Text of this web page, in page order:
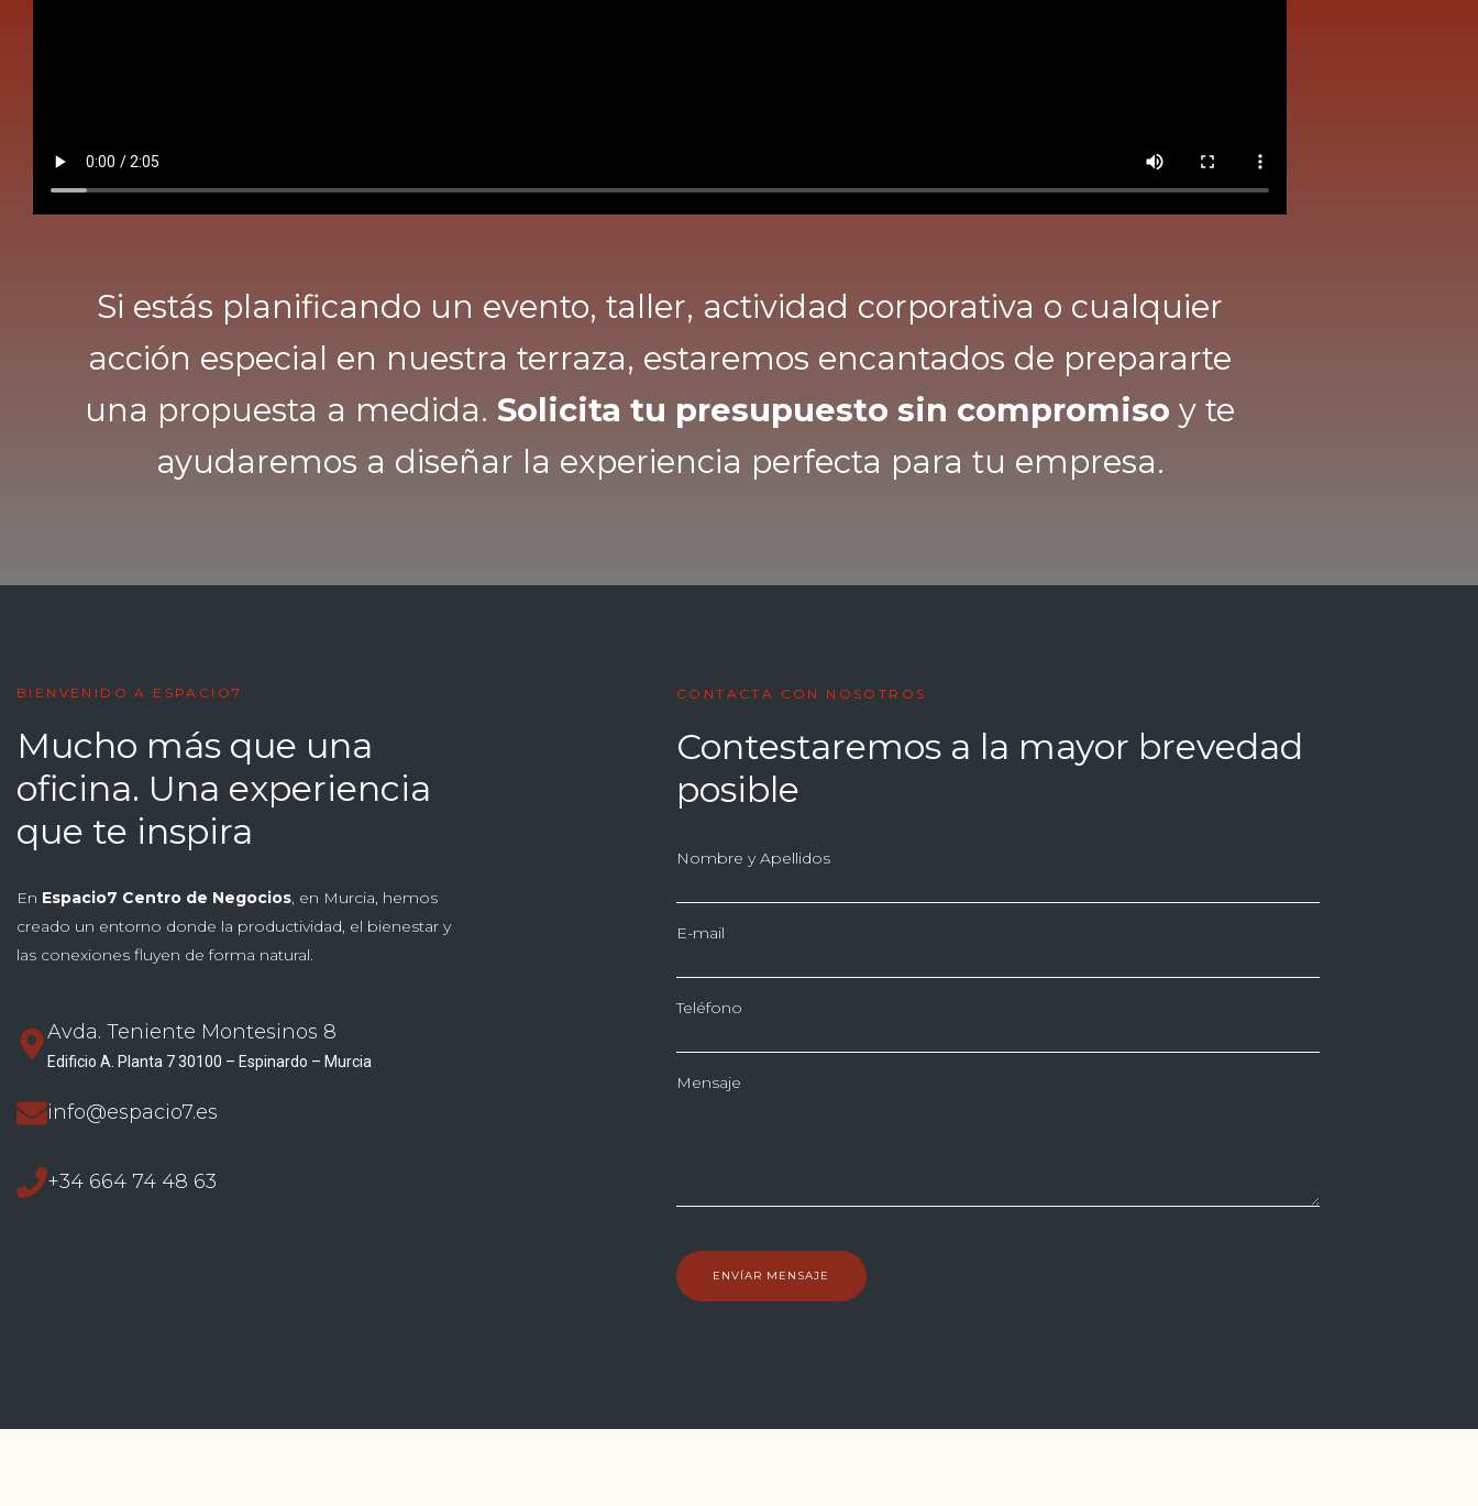
Si estás planificando un evento, taller, actividad corporativa o cualquier
acción especial en nuestra terraza, estaremos encantados de prepararte
una propuesta a medida. Solicita tu presupuesto sin compromiso y te
ayudaremos a diseñar la experiencia perfecta para tu empresa.
BIENVENIDO A ESPACIO7
Mucho más que una
oficina. Una experiencia
que te inspira
En Espacio7 Centro de Negocios, en Murcia, hemos
creado un entorno donde la productividad, el bienestar y
las conexiones fluyen de forma natural.
Avda. Teniente Montesinos 8
Edificio A. Planta 7 30100 – Espinardo – Murcia
info@espacio7.es
+34 664 74 48 63
CONTACTA CON NOSOTROS
Contestaremos a la mayor brevedad
posible
Nombre y Apellidos
E-mail
Teléfono
Mensaje